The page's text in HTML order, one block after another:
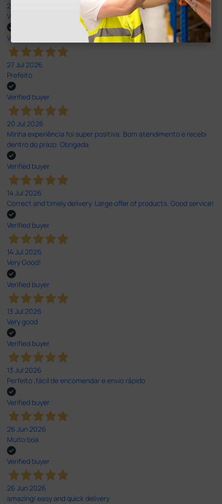
27 Jul 2026
Very good
Verified buyer
27 Jul 2026
Prefeito
Verified buyer
20 Jul 2026
Minha experiência foi super positiva. Bom atendimento e recebi
dentro do prazo. Obrigada.
Verified buyer
14 Jul 2026
Correct and timely delivery. Large offer of products. Good service!
Verified buyer
14 Jul 2026
Very Good!
Verified buyer
13 Jul 2026
Very good
Verified buyer
13 Jul 2026
Perfeito ,fácil de encomendar e envio rápido
Verified buyer
26 Jun 2026
Muito boa.
Verified buyer
26 Jun 2026
amazing! easy and quick delivery